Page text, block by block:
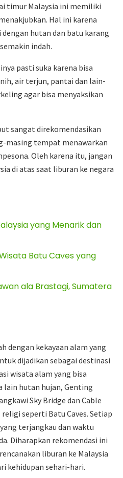
timur Malaysia ini memiliki
Hal ini karena
hutan dan batu karang
indah.
pasti suka karena bisa
air terjun, pantai dan lain-
agar bisa menyaksikan
sangat direkomendasikan
masing tempat menawarkan
Oleh karena itu, jangan
di atas saat liburan ke negara
yang Menarik dan
Batu Caves yang
ala Brastagi, Sumatera
dengan kekayaan alam yang
dijadikan sebagai destinasi
wisata alam yang bisa
lain hutan hujan, Genting
Sky Bridge dan Cable
seperti Batu Caves. Setiap
terjangkau dan waktu
Diharapkan rekomendasi ini
liburan ke Malaysia
kehidupan sehari-hari.